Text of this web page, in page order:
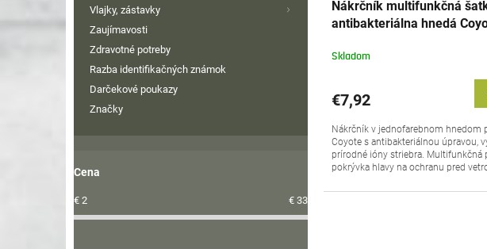
Vlajky, zástavky
Zaujímavosti
Zdravotné potreby
Razba identifikačných známok
Darčekové poukazy
Značky
Cena
€ 2 € 33
Nákrčník multifunkčná
antibakteriálna hnedá
Skladom
€7,92
Nákrčník v jednofarebnom hnedom
Coyote s antibakteriálnou úpravou,
prírodné ióny striebra. Multifunkčná
pokrývka hlavy na ochranu pred